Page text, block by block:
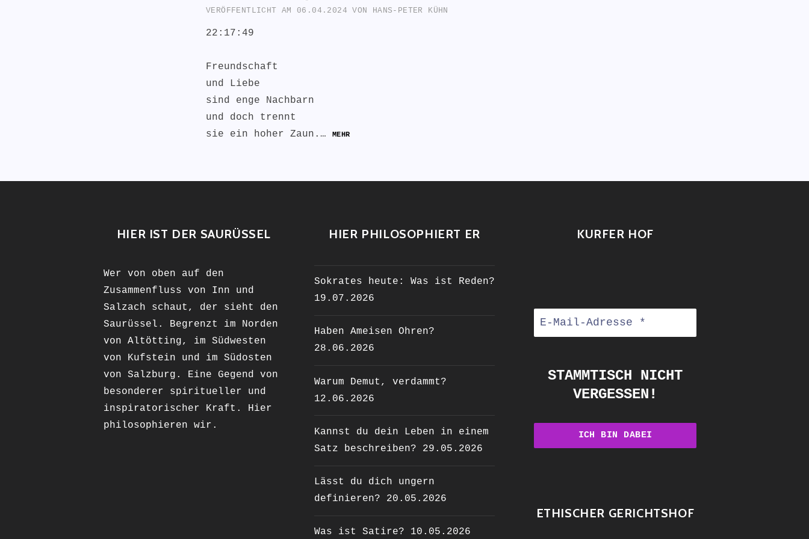
VERÖFFENTLICHT AM 06.04.2024 VON HANS-PETER KÜHN
22:17:49
Freundschaft
und Liebe
sind enge Nachbarn
und doch trennt
sie ein hoher Zaun.…
MEHR
HIER IST DER SAURÜSSEL
Wer von oben auf den
Zusammenfluss von Inn und
Salzach schaut, der sieht den
Saurüssel. Begrenzt im Norden
von Altötting, im Südwesten
von Kufstein und im Südosten
von Salzburg. Eine Gegend von
besonderer spiritueller und
inspiratorischer Kraft. Hier
philosophieren wir.
HIER PHILOSOPHIERT ER
Sokrates heute: Was ist Reden?
19.07.2026
Haben Ameisen Ohren?
28.06.2026
Warum Demut, verdammt?
12.06.2026
Kannst du dein Leben in einem
Satz beschreiben?
29.05.2026
Lässt du dich ungern
definieren?
20.05.2026
Was ist Satire? 10.05.2026
KURFER HOF
STAMMTISCH NICHT
VERGESSEN!
ETHISCHER GERICHTSHOF